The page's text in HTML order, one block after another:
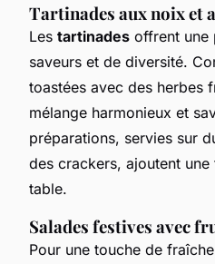
Tartinades aux noix et
Les tartinades offrent une
saveurs et de diversité.
toastées avec des herbes
mélange harmonieux et
préparations, servies sur
des crackers, ajoutent
table.
Salades festives avec
Pour une touche de